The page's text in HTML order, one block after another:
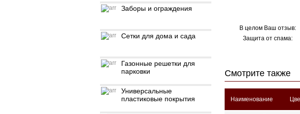
Заборы и ограждения
Сетки для дома и сада
Газонные решетки для
парковки
Универсальные
пластиковые покрытия
В целом Ваш отзыв:
Защита от спама:
Смотрите также
Наименование